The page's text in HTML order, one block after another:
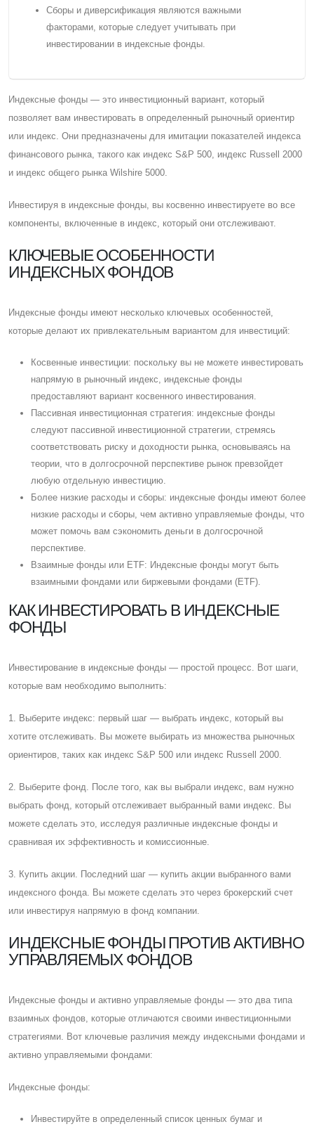
Cборы и диверсификация являются важными
факторами, которые следует учитывать при
инвестировании в индексные фонды.
Индексные фонды — это инвестиционный вариант, который
позволяет вам инвестировать в определенный рыночный ориентир
или индекс. Они предназначены для имитации показателей индекса
финансового рынка, такого как индекс S&P 500, индекс Russell 2000
и индекс общего рынка Wilshire 5000.
Инвестируя в индексные фонды, вы косвенно инвестируете во все
компоненты, включенные в индекс, который они отслеживают.
КЛЮЧЕВЫЕ ОСОБЕННОСТИ
ИНДЕКСНЫХ ФОНДОВ
Индексные фонды имеют несколько ключевых особенностей,
которые делают их привлекательным вариантом для инвестиций:
Косвенные инвестиции: поскольку вы не можете инвестировать
напрямую в рыночный индекс, индексные фонды
предоставляют вариант косвенного инвестирования.
Пассивная инвестиционная стратегия: индексные фонды
следуют пассивной инвестиционной стратегии, стремясь
соответствовать риску и доходности рынка, основываясь на
теории, что в долгосрочной перспективе рынок превзойдет
любую отдельную инвестицию.
Более низкие расходы и сборы: индексные фонды имеют более
низкие расходы и сборы, чем активно управляемые фонды, что
может помочь вам сэкономить деньги в долгосрочной
перспективе.
Взаимные фонды или ETF: Индексные фонды могут быть
взаимными фондами или биржевыми фондами (ETF).
КАК ИНВЕСТИРОВАТЬ В ИНДЕКСНЫЕ
ФОНДЫ
Инвестирование в индексные фонды — простой процесс. Вот шаги,
которые вам необходимо выполнить:
1. Выберите индекс: первый шаг — выбрать индекс, который вы
хотите отслеживать. Вы можете выбирать из множества рыночных
ориентиров, таких как индекс S&P 500 или индекс Russell 2000.
2. Выберите фонд. После того, как вы выбрали индекс, вам нужно
выбрать фонд, который отслеживает выбранный вами индекс. Вы
можете сделать это, исследуя различные индексные фонды и
сравнивая их эффективность и комиссионные.
3. Купить акции. Последний шаг — купить акции выбранного вами
индексного фонда. Вы можете сделать это через брокерский счет
или инвестируя напрямую в фонд компании.
ИНДЕКСНЫЕ ФОНДЫ ПРОТИВ АКТИВНО
УПРАВЛЯЕМЫХ ФОНДОВ
Индексные фонды и активно управляемые фонды — это два типа
взаимных фондов, которые отличаются своими инвестиционными
стратегиями. Вот ключевые различия между индексными фондами и
активно управляемыми фондами:
Индексные фонды:
Инвестируйте в определенный список ценных бумаг и